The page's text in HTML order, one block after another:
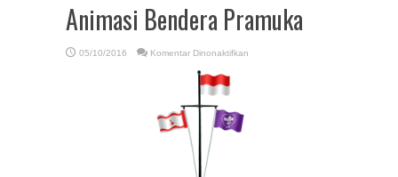
Animasi Bendera Pramuka
05/10/2016 Komentar Dinonaktifkan